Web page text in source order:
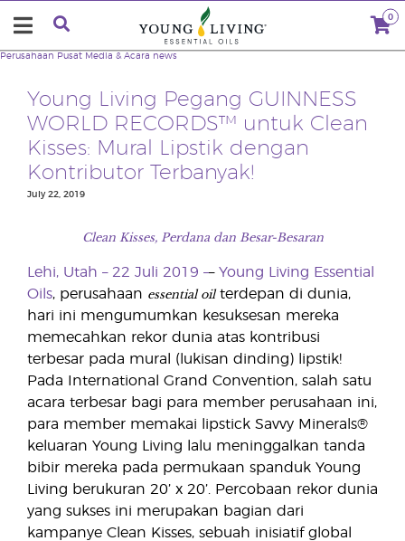
0
Perusahaan Pusat Media & Acara news
Young Living Pegang GUINNESS
WORLD RECORDS™ untuk Clean
Kisses: Mural Lipstik dengan
Kontributor Terbanyak!
July 22, 2019
Clean Kisses, Perdana dan Besar-Besaran
Lehi, Utah – 22 Juli 2019 –– Young Living Essential
Oils, perusahaan essential oilterdepan di dunia,
hari ini mengumumkan kesuksesan mereka
memecahkan rekor dunia atas kontribusi
terbesar pada mural (lukisan dinding) lipstik!
Pada International Grand Convention, salah satu
acara terbesar bagi para member perusahaan ini,
para member memakai lipstick Savvy Minerals®
keluaran Young Living lalu meninggalkan tanda
bibir mereka pada permukaan spanduk Young
Living berukuran 20’ x 20’. Percobaan rekor dunia
yang sukses ini merupakan bagian dari
kampanye Clean Kisses, sebuah inisiatif global